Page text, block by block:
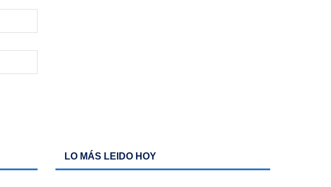
LO MÁS LEIDO HOY